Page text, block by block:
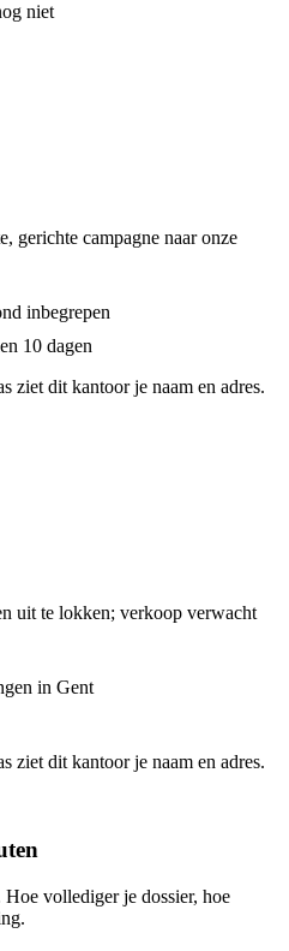
niet
gerichte campagne naar onze
inbegrepen
10 dagen
ziet dit kantoor je naam en adres.
uit te lokken; verkoop verwacht
in Gent
ziet dit kantoor je naam en adres.
vollediger je dossier, hoe